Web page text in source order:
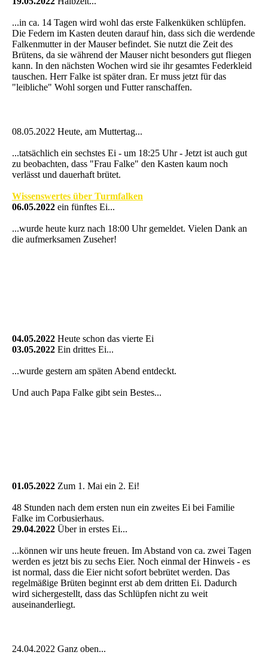
...in ca. 14 Tagen wird wohl das erste Falkenküken schlüpfen.
Die Federn im Kasten deuten darauf hin, dass sich die werdende
Falkenmutter in der Mauser befindet. Sie nutzt die Zeit des
Brütens, da sie während der Mauser nicht besonders gut fliegen
kann. In den nächsten Wochen wird sie ihr gesamtes Federkleid
tauschen. Herr Falke ist später dran. Er muss jetzt für das
"leibliche" Wohl sorgen und Futter ranschaffen.
08.05.2022 Heute, am Muttertag...
...tatsächlich ein sechstes Ei - um 18:25 Uhr - Jetzt ist auch gut
zu beobachten, dass "Frau Falke" den Kasten kaum noch
verlässt und dauerhaft brütet.
Wissenswertes über Turmfalken
06.05.2022 ein fünftes Ei...
...wurde heute kurz nach 18:00 Uhr gemeldet. Vielen Dank an
die aufmerksamen Zuseher!
04.05.2022 Heute schon das vierte Ei
03.05.2022 Ein drittes Ei...
...wurde gestern am späten Abend entdeckt.
Und auch Papa Falke gibt sein Bestes...
01.05.2022 Zum 1. Mai ein 2. Ei!
48 Stunden nach dem ersten nun ein zweites Ei bei Familie
Falke im Corbusierhaus.
29.04.2022 Über in erstes Ei...
...können wir uns heute freuen. Im Abstand von ca. zwei Tagen
werden es jetzt bis zu sechs Eier. Noch einmal der Hinweis - es
ist normal, dass die Eier nicht sofort bebrütet werden. Das
regelmäßige Brüten beginnt erst ab dem dritten Ei. Dadurch
wird sichergestellt, dass das Schlüpfen nicht zu weit
auseinanderliegt.
24.04.2022 Ganz oben...